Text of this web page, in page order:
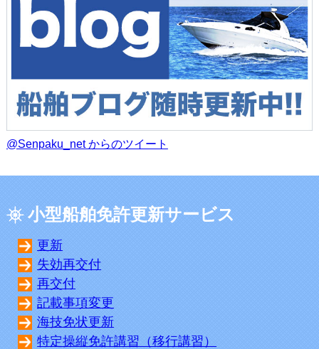
@Senpaku_net からのツイート
小型船舶免許更新サービス
更新
失効再交付
再交付
記載事項変更
海技免状更新
特定操縦免許講習（移行講習）